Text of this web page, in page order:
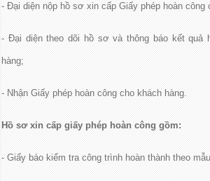
- Đại diện nộp hồ sơ xin cấp Giấy phép hoàn công
- Đại diện theo dõi hồ sơ và thông báo kết quả
hàng;
- Nhận Giấy phép hoàn công cho khách hàng.
Hồ sơ xin cấp giấy phép hoàn công gồm:
- Giấy báo kiểm tra công trình hoàn thành theo